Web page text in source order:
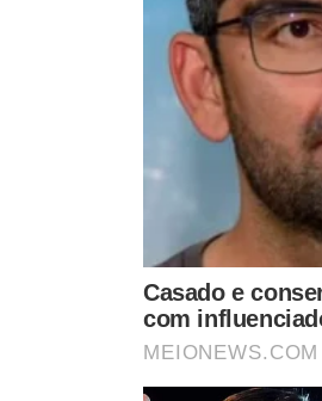
NOVOS ARQUIVOS
Como uma transmissão de
rádio no Rio levou a CIA a
investigar um caso de OVNI
na Bahia